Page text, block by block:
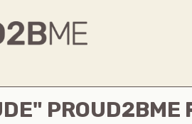
PROUD2BME